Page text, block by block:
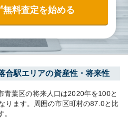
無料査定を始める
合駅エリアの資産性・将来性
青葉区の将来人口は2020年を100と
ります。 周囲の市区町村の87.0と比